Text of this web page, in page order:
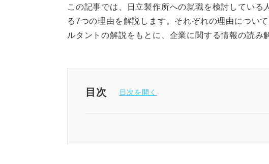
この記事では、日立製作所への就職を検討している
る7つの理由を解説します。それぞれの理由につい
ルタントの解説をもとに、企業に関する情報の読み
目次